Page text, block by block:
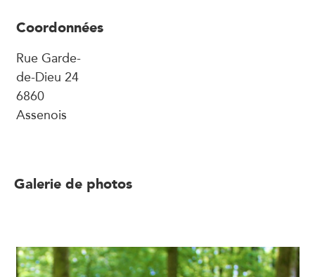
Coordonnées
Rue Garde-
de-Dieu 24
6860
Assenois
Galerie de photos